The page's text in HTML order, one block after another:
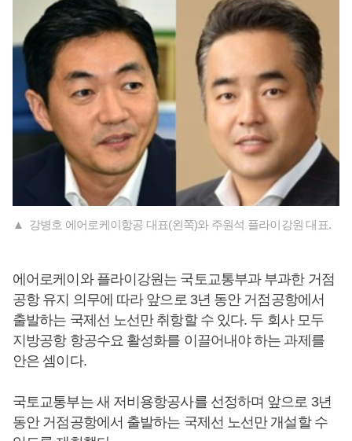
▲ 강병호 에어로케이항공 대표(왼쪽)와 주원석 플라이강원 대표.
에어로케이와 플라이강원는 국토교통부과 부과한 거점
공항 유지 의무에 따라 앞으로 3년 동안 거점공항에서
출발하는 국제선 노선만 취항할 수 있다. 두 회사 모두
지방공항 항공수요 활성화를 이끌어내야 하는 과제를
안은 셈이다.
국토교통부는 새 저비용항공사를 선정하며 앞으로 3년
동안 거점공항에서 출발하는 국제선 노선만 개설할 수